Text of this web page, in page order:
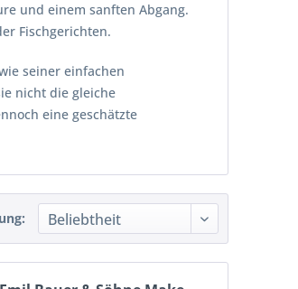
und einem sanften Abgang.
Fischgerichten.
seiner einfachen
nicht die gleiche
eine geschätzte